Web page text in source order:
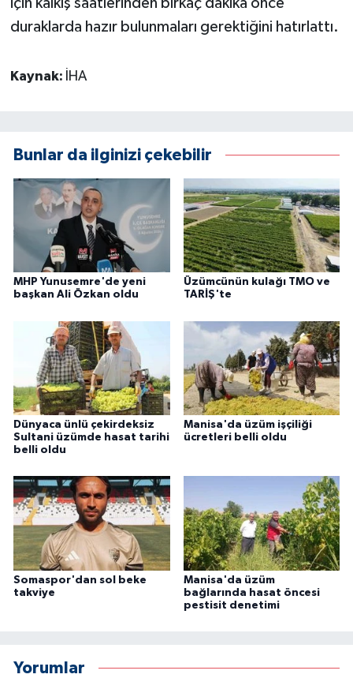
için kalkış saatlerinden birkaç dakika önce
duraklarda hazır bulunmaları gerektiğini hatırlattı.
Kaynak: İHA
Bunlar da ilginizi çekebilir
MHP Yunusemre'de yeni
başkan Ali Özkan oldu
Üzümcünün kulağı TMO ve
TARİŞ'te
Dünyaca ünlü çekirdeksiz
Sultani üzümde hasat tarihi
belli oldu
Manisa'da üzüm işçiliği
ücretleri belli oldu
Somaspor'dan sol beke
takviye
Manisa'da üzüm
bağlarında hasat öncesi
pestisit denetimi
Yorumlar